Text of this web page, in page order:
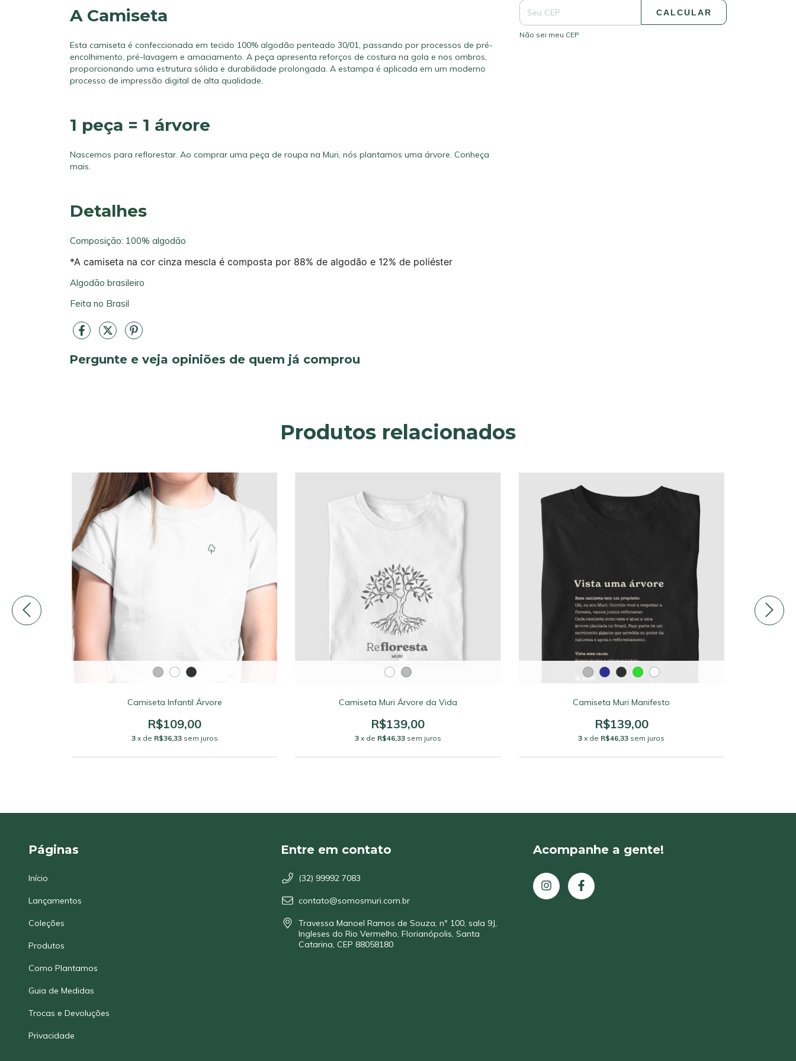
A Camiseta
Esta camiseta é confeccionada em tecido 100% algodão penteado 30/01, passando por processos de pré-
encolhimento, pré-lavagem e amaciamento. A peça apresenta reforços de costura na gola e nos ombros,
proporcionando uma estrutura sólida e durabilidade prolongada. A estampa é aplicada em um moderno
processo de impressão digital de alta qualidade.
1 peça = 1 árvore
Nascemos para reflorestar. Ao comprar uma peça de roupa na Muri, nós plantamos uma árvore. Conheça
mais.
Detalhes
Composição: 100% algodão
*A camiseta na cor cinza mescla é composta por 88% de algodão e 12% de poliéster
Algodão brasileiro
Feita no Brasil
CALCULAR
Não sei meu CEP
Pergunte e veja opiniões de quem já comprou
Produtos relacionados
Camiseta Infantil Árvore
R$109,00
3 x de R$36,33 sem juros
Camiseta Muri Árvore da Vida
R$139,00
3 x de R$46,33 sem juros
Camiseta Muri Manifesto
R$139,00
3 x de R$46,33 sem juros
Páginas
Início
Lançamentos
Coleções
Produtos
Como Plantamos
Guia de Medidas
Trocas e Devoluções
Privacidade
Entre em contato
(32) 99992 7083
contato@somosmuri.com.br
Travessa Manoel Ramos de Souza, nº 100, sala 9J,
Ingleses do Rio Vermelho, Florianópolis, Santa
Catarina, CEP 88058180
Acompanhe a gente!